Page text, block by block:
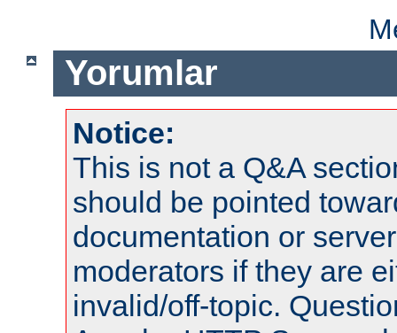
Yorumlar
Notice:
This is not a Q&A
should be pointed
documentation or
moderators if they are
invalid/off-topic.